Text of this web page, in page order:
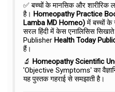
✅ बच्चों के मानसिक और शारीरिक
है। Homeopathy Practice
Lamba MD Homeo)में बच्चों के
सरल हिंदी में केस एनालिसिस
Publisher Health Today
हैं।
🔬 Homeopathy Scientific
'Objective Symptoms' का
यह पुस्तक गहराई से समझाती है।